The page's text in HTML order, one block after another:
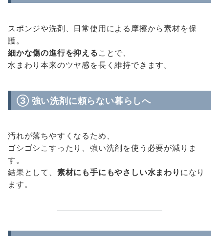
スポンジや洗剤、日常使用による摩擦から素材を保
護。
細かな傷の進行を抑える ことで、
水まわり本来のツヤ感を長く維持できます。
③ 強い洗剤に頼らない暮らしへ
汚れが落ちやすくなるため、
ゴシゴシこすったり、強い洗剤を使う必要が減りま
す。
結果として、 素材にも手にもやさしい水まわり になり
ます。